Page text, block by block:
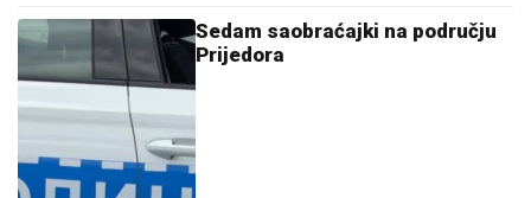
Sedam saobraćajki na području
Prijedora